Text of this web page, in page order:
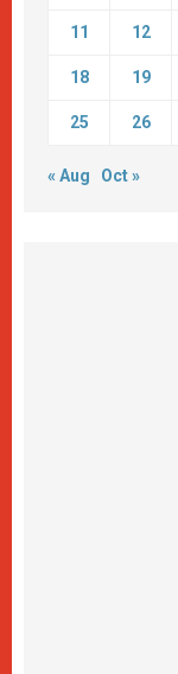
11 12
18 19
25 26
« Aug Oct »